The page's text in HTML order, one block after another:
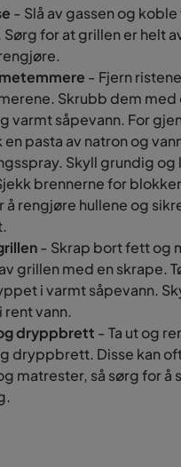
- Slå av gassen og koble
Sørg for at grillen er helt
- Fjern
Skrubb dem med
varmt såpevann. For
pasta av natron og
Skyll grundig og
brennerne for
å rengjøre hullene og
- Skrap bort fett og
grillen med en skrape.
i varmt såpevann.
vann.
dryppbrett - Ta ut og
dryppbrett. Disse kan
matrester, så sørg for å